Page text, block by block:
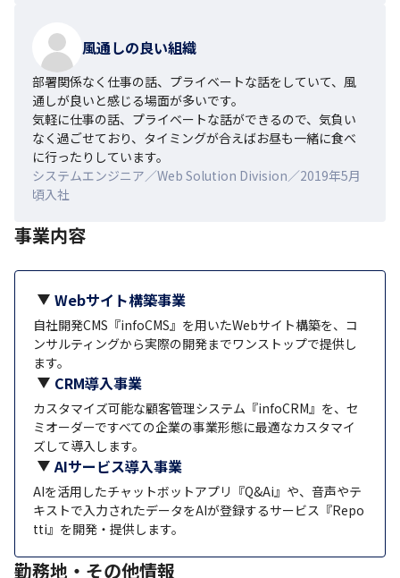
風通しの良い組織
部署関係なく仕事の話、プライベートな話をしていて、風
通しが良いと感じる場面が多いです。
気軽に仕事の話、プライベートな話ができるので、気負い
なく過ごせており、タイミングが合えばお昼も一緒に食べ
に行ったりしています。
システムエンジニア／Web Solution Division／2019年5月
頃入社
事業内容
Webサイト構築事業
自社開発CMS『infoCMS』を用いたWebサイト構築を、コ
ンサルティングから実際の開発までワンストップで提供し
ます。
CRM導入事業
カスタマイズ可能な顧客管理システム『infoCRM』を、セ
ミオーダーですべての企業の事業形態に最適なカスタマイ
ズして導入します。
AIサービス導入事業
AIを活用したチャットボットアプリ『Q&Ai』や、音声やテ
キストで入力されたデータをAIが登録するサービス『Repo
tti』を開発・提供します。
勤務地・その他情報